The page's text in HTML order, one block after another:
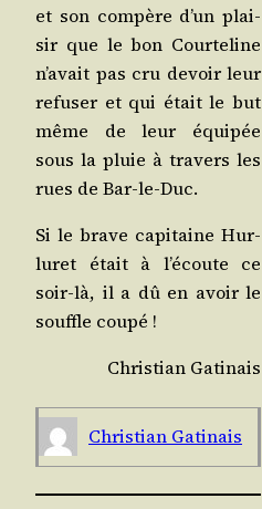
et son com­père d’un plai­
sir que le bon Cour­te­line
n’avait pas cru devoir leur
refu­ser et qui était le but
même de leur équi­pée
sous la pluie à tra­vers les
rues de Bar-le-Duc.
Si le brave capi­taine Hur­
lu­ret était à l’écoute ce
soir-là, il a dû en avoir le
souffle coupé !
Chris­tian Gatinais
Chris­tian Gatinais